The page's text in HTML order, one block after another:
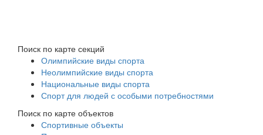
Поиск по карте секций
Олимпийские виды спорта
Неолимпийские виды спорта
Национальные виды спорта
Спорт для людей с особыми потребностями
Поиск по карте объектов
Спортивные объекты